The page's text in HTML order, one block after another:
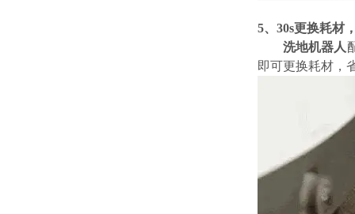
5、 30s更换耗材
洗地机器人
即可更换耗材，